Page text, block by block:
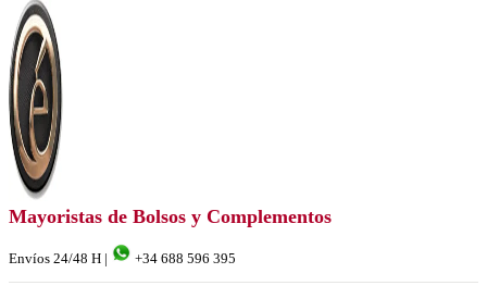
Mayoristas de Bolsos y Complementos
Envíos 24/48 H | +34 688 596 395